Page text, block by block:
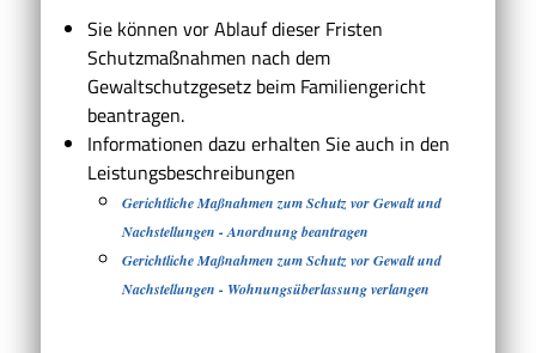
Sie können vor Ablauf dieser Fristen
Schutzmaßnahmen nach dem
Gewaltschutzgesetz beim Familiengericht
beantragen.
Informationen dazu erhalten Sie auch in den
Leistungsbeschreibungen
Gerichtliche Maßnahmen zum Schutz vor Gewalt und
Nachstellungen - Anordnung beantragen
Gerichtliche Maßnahmen zum Schutz vor Gewalt und
Nachstellungen - Wohnungsüberlassung verlangen